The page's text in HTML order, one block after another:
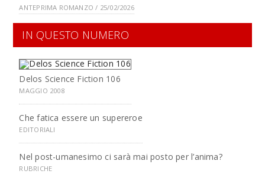
ANTEPRIMA ROMANZO / 25/02/2026
IN QUESTO NUMERO
Delos Science Fiction 106
MAGGIO 2008
Che fatica essere un supereroe
EDITORIALI
Nel post-umanesimo ci sarà mai posto per l’anima?
RUBRICHE